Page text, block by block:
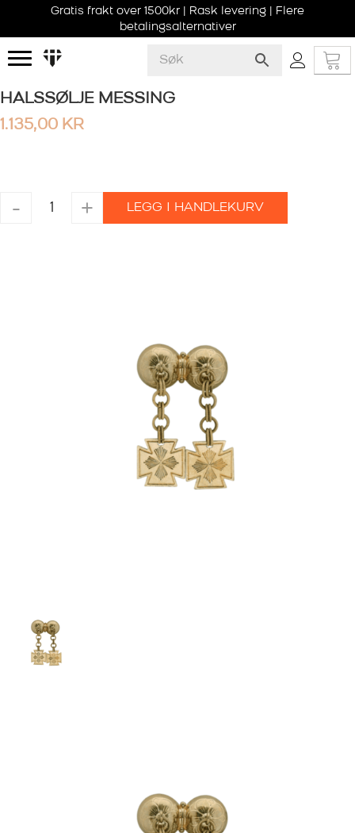
Gratis frakt over 1500kr | Rask levering | Flere
betalingsalternativer
HALSSØLJE MESSING
1.135,00 KR
-
HALSSØLJE
MESSING + LEGG I HANDLEKURV